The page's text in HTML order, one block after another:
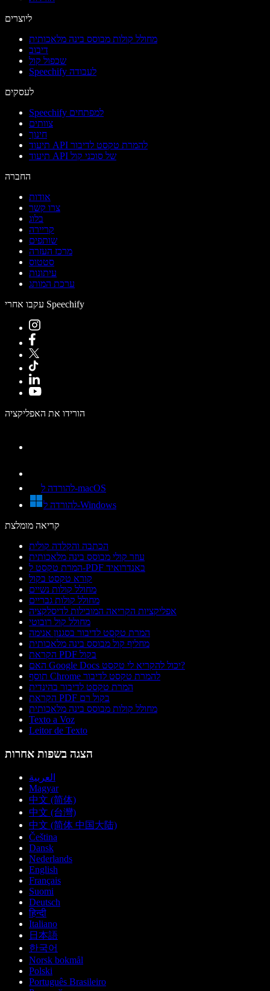
ליוצרים
מחולל קולות מבוסס בינה מלאכותית
דיבוב
שכפול קול
Speechify לעבודה
לעסקים
Speechify למפתחים
צוותים
חינוך
תיעוד API להמרת טקסט לדיבור
תיעוד API של סוכני קול
החברה
אודות
צרו קשר
בלוג
קריירה
שותפים
מרכז העזרה
סטטוס
עיתונות
ערכת המותג
עקבו אחרי Speechify
הורידו את האפליקציה
להורדה ל-macOS
להורדה ל-Windows
קריאה מומלצת
הכתבה והקלדה קולית
עוזר קולי מבוסס בינה מלאכותית
המרת טקסט ל-PDF באנדרואיד
קורא טקסט בקול
מחולל קולות נשיים
מחולל קולות גבריים
אפליקציות הקריאה המובילות לדיסלקציה
מחולל קול רובוטי
המרת טקסט לדיבור בסגנון אנימה
מחליף קול מבוסס בינה מלאכותית
הקראת PDF בקול
האם Google Docs יכול להקריא לי טקסט?
תוסף Chrome להמרת טקסט לדיבור
המרת טקסט לדיבור בהינדית
הקראת PDF בקול רם
מחולל קולות מבוסס בינה מלאכותית
Texto a Voz
Leitor de Texto
הצגה בשפות אחרות
العربية
Magyar
中文 (简体)
中文 (台灣)
中文 (简体 中国大陆)
Čeština
Dansk
Nederlands
English
Français
Suomi
Deutsch
हिन्दी
Italiano
日本語
한국어
Norsk bokmål
Polski
Português Brasileiro